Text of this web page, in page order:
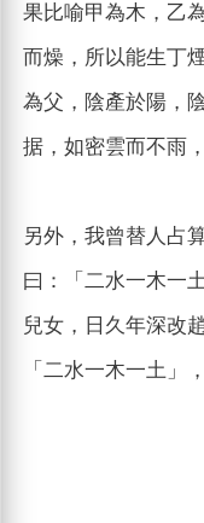
果比喻甲為木，乙
而燥，所以能生丁
為父，陰產於陽，
据，如密雲而不雨
另外，我曾替人占
曰：「二水一木一
兒女，日久年深改
「二水一木一土」